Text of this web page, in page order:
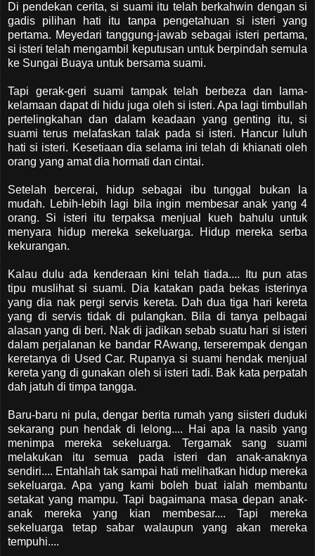
Di pendekan cerita, si suami itu telah berkahwin dengan si
gadis pilihan hati itu tanpa pengetahuan si isteri yang
pertama. Meyedari tanggung-jawab sebagai isteri pertama,
si isteri telah mengambil keputusan untuk berpindah semula
ke Sungai Buaya untuk bersama suami.
Tapi gerak-geri suami tampak telah berbeza dan lama-
kelamaan dapat di hidu juga oleh si isteri. Apa lagi timbullah
pertelingkahan dan dalam keadaan yang genting itu, si
suami terus melafaskan talak pada si isteri. Hancur luluh
hati si isteri. Kesetiaan dia selama ini telah di khianati oleh
orang yang amat dia hormati dan cintai.
Setelah bercerai, hidup sebagai ibu tunggal bukan la
mudah. Lebih-lebih lagi bila ingin membesar anak yang 4
orang. Si isteri itu terpaksa menjual kueh bahulu untuk
menyara hidup mereka sekeluarga. Hidup mereka serba
kekurangan.
Kalau dulu ada kenderaan kini telah tiada.... Itu pun atas
tipu muslihat si suami. Dia katakan pada bekas isterinya
yang dia nak pergi servis kereta. Dah dua tiga hari kereta
yang di servis tidak di pulangkan. Bila di tanya pelbagai
alasan yang di beri. Nak di jadikan sebab suatu hari si isteri
dalam perjalanan ke bandar RAwang, terserempak dengan
keretanya di Used Car. Rupanya si suami hendak menjual
kereta yang di gunakan oleh si isteri tadi. Bak kata perpatah
dah jatuh di timpa tangga.
Baru-baru ni pula, dengar berita rumah yang siisteri duduki
sekarang pun hendak di lelong.... Hai apa la nasib yang
menimpa mereka sekeluarga. Tergamak sang suami
melakukan itu semua pada isteri dan anak-anaknya
sendiri.... Entahlah tak sampai hati melihatkan hidup mereka
sekeluarga. Apa yang kami boleh buat ialah membantu
setakat yang mampu. Tapi bagaimana masa depan anak-
anak mereka yang kian membesar.... Tapi mereka
sekeluarga tetap sabar walaupun yang akan mereka
tempuhi....